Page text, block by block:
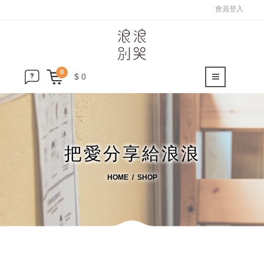
會員登入
0 $ 0
把愛分享給浪浪
HOME SHOP